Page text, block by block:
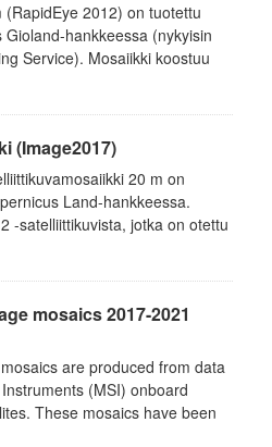
2012) on tuotettu
hankkeessa (nykyisin
Service). Mosaiikki koostuu
(Image2017)
20 m on
Land-hankkeessa.
-satelliittikuvista, jotka on otettu
mosaics 2017-2021
are produced from data
(MSI) onboard
These mosaics have been